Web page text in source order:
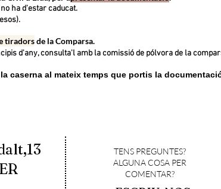
ha d'estar caducat.
tiradorsde la Comparsa.
d'any, consulta'l amb la comissió de pólvora de la
caserna al mateix temps que portis la
TENS PREGUNTES?
ALGUNA COSA PER
COMENTAR?